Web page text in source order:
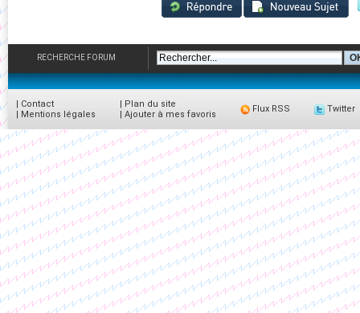
RECHERCHE FORUM
| Contact
| Mentions légales
| Plan du site
| Ajouter à mes favoris
Flux RSS Twitter